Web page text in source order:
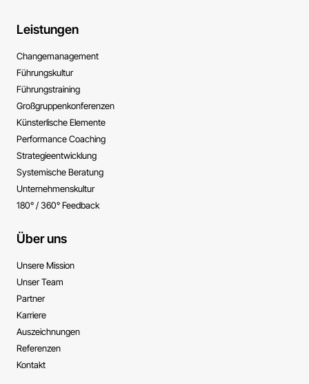
Leistungen
Change­management
Führungs­kultur
Führungs­training
Großgruppen­konferenzen
Künsterlische ­Elemente
Performance ­Coaching
Strategie­entwicklung
Systemische ­Beratung
Unternehmens­kultur
180° / 360° Feedback
Über uns
Unsere Mission
Unser Team
Partner
Karriere
Auszeichnungen
Referenzen
Kontakt